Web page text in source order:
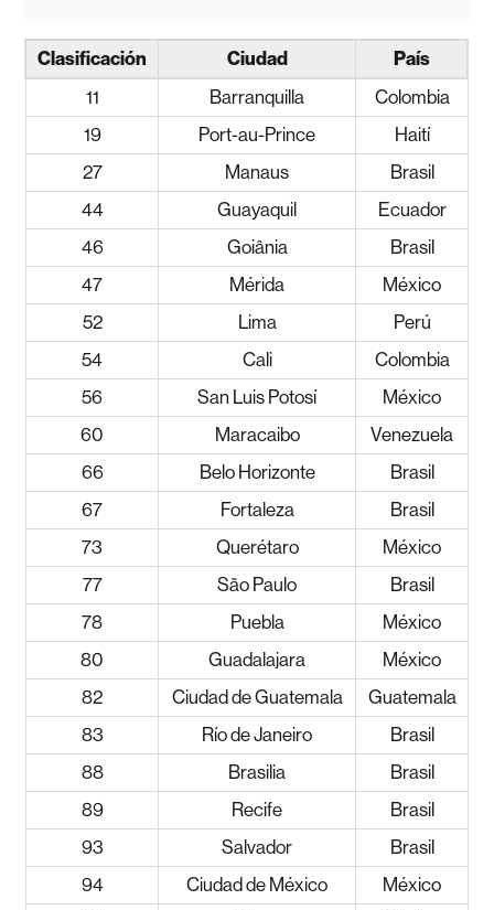
Clasificación Ciudad
País
11
Barranquilla
Colombia
19
Port-au-Prince
Haití
27
Manaus
Brasil
44
Guayaquil
Ecuador
46
Goiânia
Brasil
47
Mérida
México
52
Lima
Perú
54
Cali
Colombia
56
San Luis Potosí
México
60
Maracaibo
Venezuela
66
Belo Horizonte
Brasil
67
Fortaleza
Brasil
73
Querétaro
México
77
São Paulo
Brasil
78
Puebla
México
80
Guadalajara
México
82
Ciudad de Guatemala
Guatemala
83
Río de Janeiro
Brasil
88
Brasilia
Brasil
89
Recife
Brasil
93
Salvador
Brasil
94
Ciudad de México
México